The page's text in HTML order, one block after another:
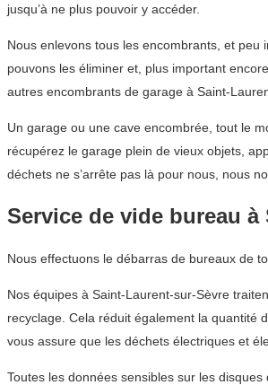
jusqu’à ne plus pouvoir y accéder.
Nous enlevons tous les encombrants, et
pouvons les éliminer et, plus important
autres encombrants de garage à Saint-
Un garage ou une cave encombrée, tout le
récupérez le garage plein de vieux objets,
déchets ne s’arrête pas là pour nous, nous
Service de vide bureau
Nous effectuons le débarras de bureaux de
Nos équipes à Saint-Laurent-sur-Sèvre
recyclage. Cela réduit également la quantité
vous assure que les déchets électriques et
Toutes les données sensibles sur les